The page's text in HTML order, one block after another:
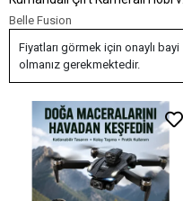
Fotoğraf Drone'u
Belle Fusion
Fiyatları görmek için onaylı bayi
olmanız gerekmektedir.